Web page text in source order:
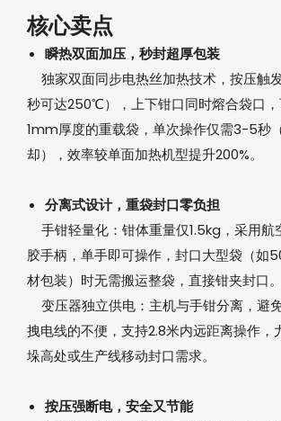
核心卖点‌
瞬热双面加压，秒封超厚包装‌
独家‌双面同步电热丝加热技术‌，按压触
秒可达250℃），上下钳口同时熔合袋口
1mm厚度的重载袋‌，单次操作仅需3-5秒
却），效率较单面加热机型提升200%。
分离式设计，重袋封口零负担‌
手钳轻量化‌：钳体重量仅1.5kg，采用航
胶手柄，单手即可操作，封口大型袋（如
材包装）时无需搬运整袋，直接钳夹封口。
变压器独立供电‌：主机与手钳分离，避
拽电线的不便，支持2.8米内远距离操作，
垛高处或生产线移动封口需求。
按压强断电，安全又节能‌